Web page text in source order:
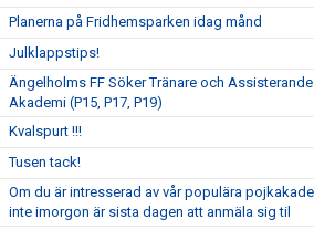
Planerna på Fridhemsparken idag månd
Julklappstips!
Ängelholms FF Söker Tränare och Assisterande
Akademi (P15, P17, P19)
Kvalspurt !!!
Tusen tack!
Om du är intresserad av vår populära
inte imorgon är sista dagen att anmäla sig til